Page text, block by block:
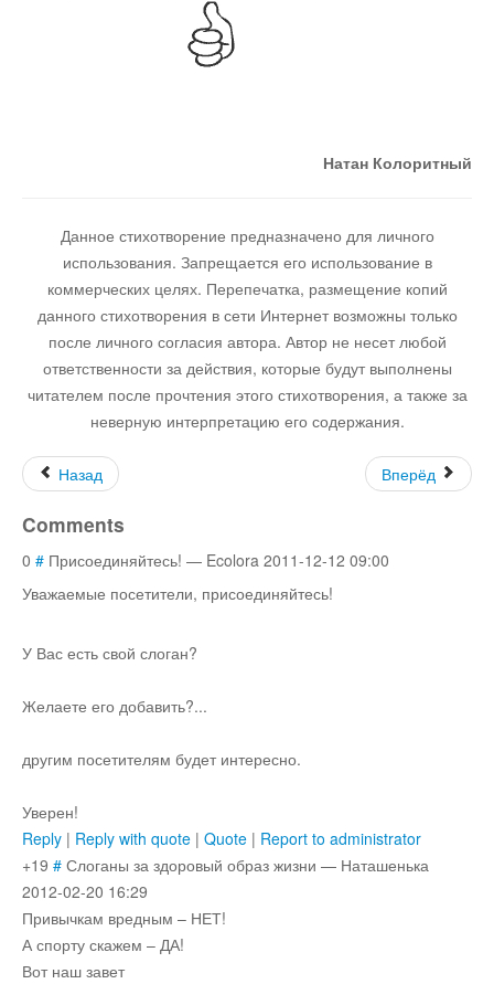
Натан Колоритный
Данное стихотворение предназначено для личного
использования. Запрещается его использование в
коммерческих целях. Перепечатка, размещение копий
данного стихотворения в сети Интернет возможны только
после личного согласия автора. Автор не несет любой
ответственности за действия, которые будут выполнены
читателем после прочтения этого стихотворения, а также за
неверную интерпретацию его содержания.
Назад Вперёд
Comments
0 # Присоединяйтесь! — Ecolora 2011-12-12 09:00
Уважаемые посетители, присоединяйтесь!
У Вас есть свой слоган?
Желаете его добавить?...
другим посетителям будет интересно.
Уверен!
Reply | Reply with quote | Quote | Report to administrator
+19 # Слоганы за здоровый образ жизни — Наташенька
2012-02-20 16:29
Привычкам вредным – НЕТ!
А спорту скажем – ДА!
Вот наш завет